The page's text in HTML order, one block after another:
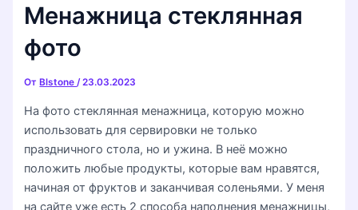
Менажница стеклянная
фото
От Blstone/23.03.2023
На фото стеклянная менажница, которую можно
использовать для сервировки не только
праздничного стола, но и ужина. В неё можно
положить любые продукты, которые вам нравятся,
начиная от фруктов и заканчивая соленьями. У меня
на сайте уже есть 2 способа наполнения менажницы,